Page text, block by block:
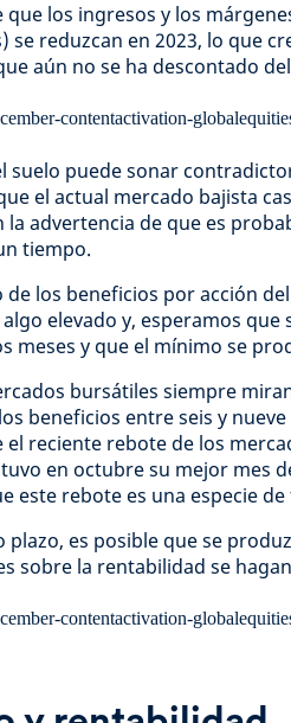
que los ingresos y los
se reduzcan en 2023, lo que
aún no se ha descontado
suelo puede sonar
el actual mercado bajista
la advertencia de que es
tiempo.
de los beneficios por acción
elevado y, esperamos
meses y que el mínimo se
bursátiles siempre
beneficios entre seis y
el reciente rebote de los
en octubre su mejor mes
este rebote es una especie
plazo, es posible que se
sobre la rentabilidad se